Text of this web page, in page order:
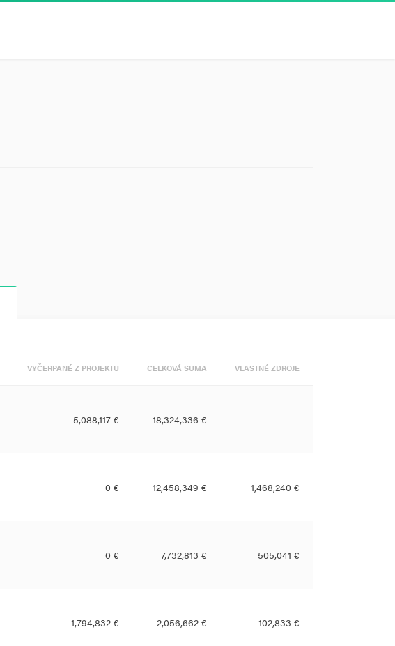
VYČERPANÉ Z PROJEKTU CELKOVÁ SUMA VLASTNÉ ZDROJE
5,088,117 € 18,324,336 € -
0 € 12,458,349 € 1,468,240 €
0 € 7,732,813 € 505,041 €
1,794,832 € 2,056,662 € 102,833 €